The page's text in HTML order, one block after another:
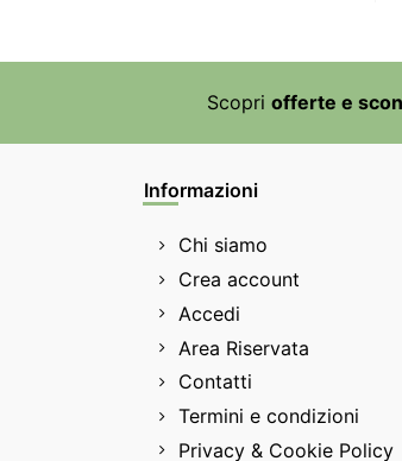
Scopri offerte e
Informazioni
Chi siamo
Crea account
Accedi
Area Riservata
Contatti
Termini e condizioni
Privacy & Cookie Policy